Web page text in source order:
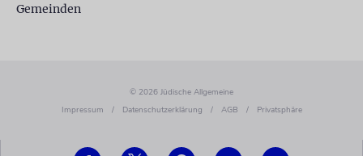
Gemeinden
© 2026 Jüdische Allgemeine
Impressum
/ Datenschutzerklärung / AGB / Privatsphäre